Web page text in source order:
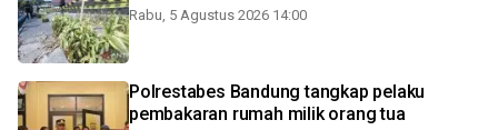
Rabu, 5 Agustus 2026 14:00
Polrestabes Bandung tangkap pelaku
pembakaran rumah milik orang tua